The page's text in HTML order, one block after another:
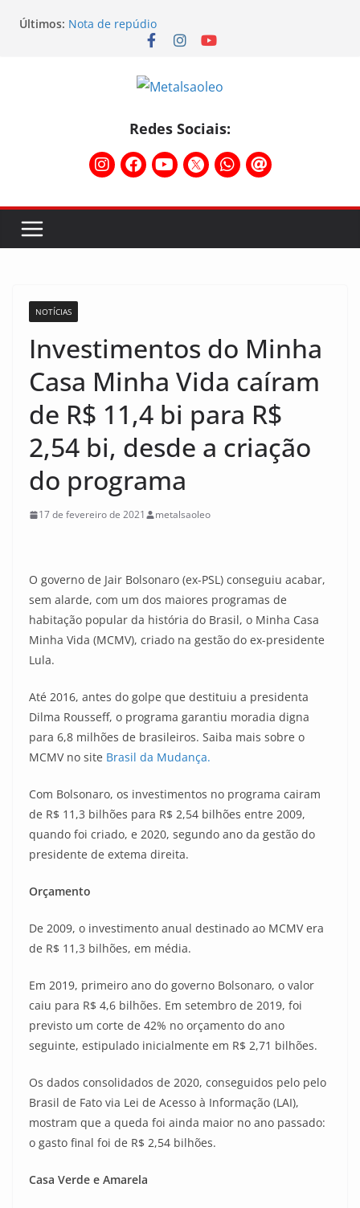
Últimos: Nota de repúdio
Conselho Diretivo da CNM/CUT debate indústria e
Physioclinic: parceira do Sindicato
Assembleia na Taurus – Campanha salarial
Assembleia na Taurus fortalece campanha
salarial e mostra a força da categoria que exige
reajuste
Redes Sociais:
NOTÍCIAS
Investimentos do Minha
Casa Minha Vida caíram
de R$ 11,4 bi para R$
2,54 bi, desde a criação
do programa
17 de fevereiro de 2021 metalsaoleo
O governo de Jair Bolsonaro (ex-PSL) conseguiu acabar,
sem alarde, com um dos maiores programas de
habitação popular da história do Brasil, o Minha Casa
Minha Vida (MCMV), criado na gestão do ex-presidente
Lula.
Até 2016, antes do golpe que destituiu a presidenta
Dilma Rousseff, o programa garantiu moradia digna
para 6,8 milhões de brasileiros. Saiba mais sobre o
MCMV no site Brasil da Mudança.
Com Bolsonaro, os investimentos no programa cairam
de R$ 11,3 bilhões para R$ 2,54 bilhões entre 2009,
quando foi criado, e 2020, segundo ano da gestão do
presidente de extema direita.
Orçamento
De 2009, o investimento anual destinado ao MCMV era
de R$ 11,3 bilhões, em média.
Em 2019, primeiro ano do governo Bolsonaro, o valor
caiu para R$ 4,6 bilhões. Em setembro de 2019, foi
previsto um corte de 42% no orçamento do ano
seguinte, estipulado inicialmente em R$ 2,71 bilhões.
Os dados consolidados de 2020, conseguidos pelo pelo
Brasil de Fato via Lei de Acesso à Informação (LAI),
mostram que a queda foi ainda maior no ano passado:
o gasto final foi de R$ 2,54 bilhões.
Casa Verde e Amarela